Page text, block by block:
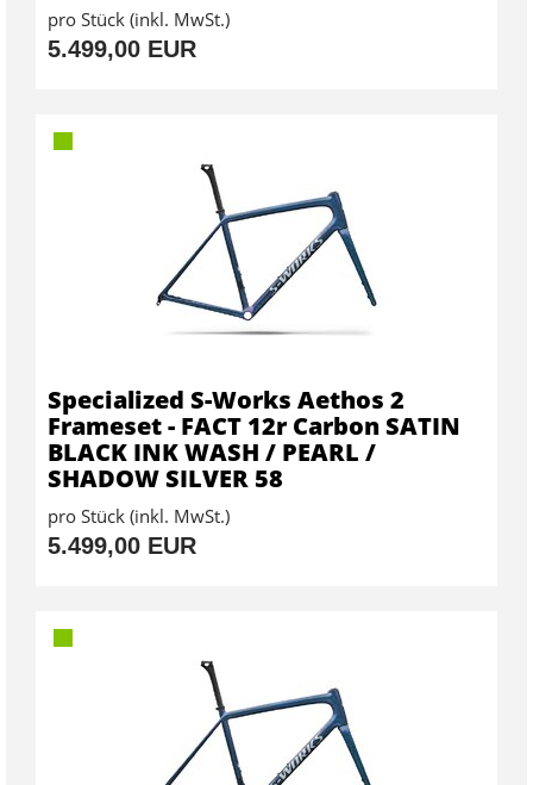
pro Stück (inkl. MwSt.)
5.499,00 EUR
Specialized S-Works Aethos 2
Frameset - FACT 12r Carbon SATIN
BLACK INK WASH / PEARL /
SHADOW SILVER 58
pro Stück (inkl. MwSt.)
5.499,00 EUR